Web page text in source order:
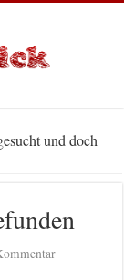
und doch